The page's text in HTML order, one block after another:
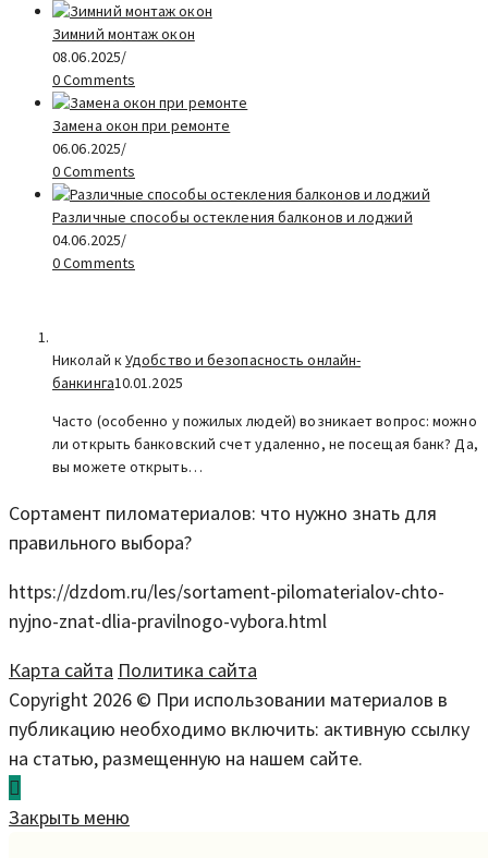
Зимний монтаж окон
08.06.2025/
0 Comments
Замена окон при ремонте
06.06.2025/
0 Comments
Различные способы остекления балконов и лоджий
04.06.2025/
0 Comments
Николай кУдобство и безопасность онлайн-
банкинга10.01.2025
Часто (особенно у пожилых людей) возникает вопрос: можно
ли открыть банковский счет удаленно, не посещая банк? Да,
вы можете открыть…
Сортамент пиломатериалов: что нужно знать для
правильного выбора?
https://dzdom.ru/les/sortament-pilomaterialov-chto-
nyjno-znat-dlia-pravilnogo-vybora.html
Карта сайта Политика сайта
Copyright 2026 © При использовании материалов в
публикацию необходимо включить: активную ссылку
на статью, размещенную на нашем сайте.
Закрыть меню